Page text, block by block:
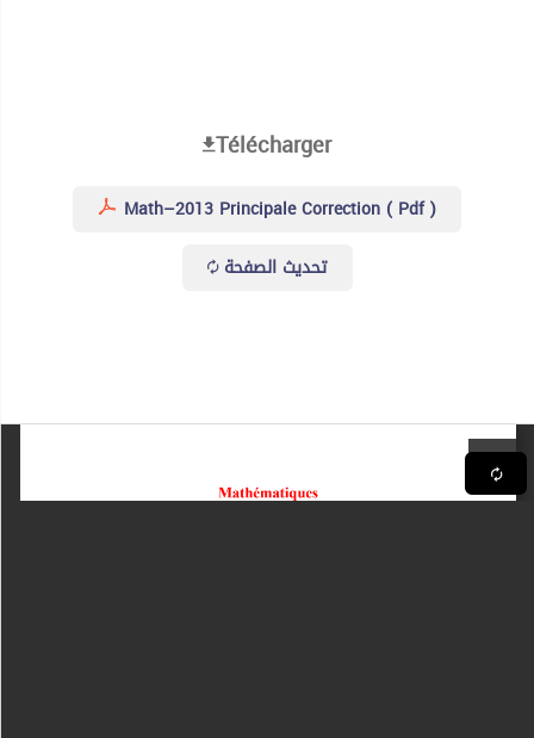
Télécharger
Math–2013 Principale Correction ( Pdf )
تحديث الصفحة